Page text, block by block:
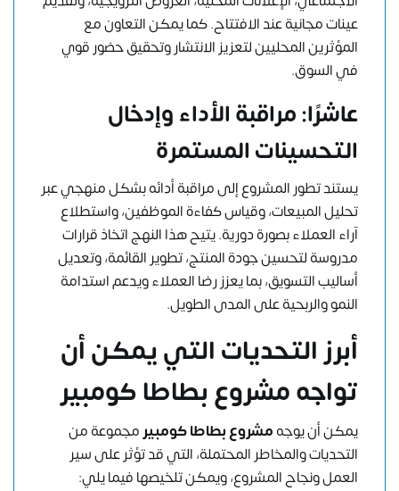
عينات مجانية عند الافتتاح. كما يمكن التعاون مع
المؤثرين المحليين لتعزيز الانتشار وتحقيق حضور قوي
في السوق.
عاشرًا: مراقبة الأداء وإدخال
التحسينات المستمرة
يستند تطور المشروع إلى مراقبة أدائه بشكل منهجي عبر
تحليل المبيعات، وقياس كفاءة الموظفين، واستطلاع
آراء العملاء بصورة دورية. يتيح هذا النهج اتخاذ قرارات
مدروسة لتحسين جودة المنتج، تطوير القائمة، وتعديل
أساليب التسويق، بما يعزز رضا العملاء ويدعم استدامة
النمو والربحية على المدى الطويل.
أبرز التحديات التي يمكن أن
تواجه مشروع بطاطا كومبير
يمكن أن يوجهمشروع بطاطا كومبيرمجموعة من
التحديات والمخاطر المحتملة، التي قد تؤثر على سير
العمل ونجاح المشروع، ويمكن تلخيصها فيما يلي: